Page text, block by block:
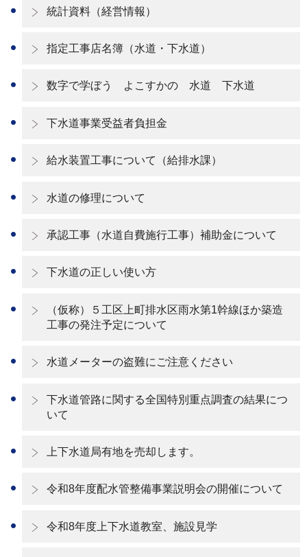
統計資料（経営情報）
指定工事店名簿（水道・下水道）
数字で学ぼう よこすかの 水道 下水道
下水道事業受益者負担金
給水装置工事について（給排水課）
水道の修理について
承認工事（水道自費施行工事）補助金について
下水道の正しい使い方
（仮称）５工区上町排水区雨水第1幹線ほか築造
工事の発注予定について
水道メーターの盗難にご注意ください
下水道管路に関する全国特別重点調査の結果につ
いて
上下水道局有地を売却します。
令和8年度配水管整備事業説明会の開催について
令和8年度上下水道教室、施設見学